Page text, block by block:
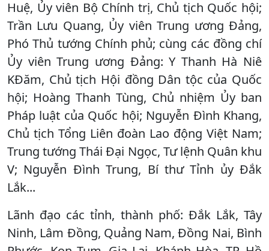
Huệ, Ủy viên Bộ Chính trị, Chủ tịch Quốc hội;
Trần Lưu Quang, Ủy viên Trung ương Đảng,
Phó Thủ tướng Chính phủ; cùng các đồng chí
Ủy viên Trung ương Đảng: Y Thanh Hà Niê
KĐăm, Chủ tịch Hội đồng Dân tộc của Quốc
hội; Hoàng Thanh Tùng, Chủ nhiệm Ủy ban
Pháp luật của Quốc hội; Nguyễn Đình Khang,
Chủ tịch Tổng Liên đoàn Lao động Việt Nam;
Trung tướng Thái Đại Ngọc, Tư lệnh Quân khu
V; Nguyễn Đình Trung, Bí thư Tỉnh ủy Đắk
Lắk...
Lãnh đạo các tỉnh, thành phố: Đắk Lắk, Tây
Ninh, Lâm Đồng, Quảng Nam, Đồng Nai, Bình